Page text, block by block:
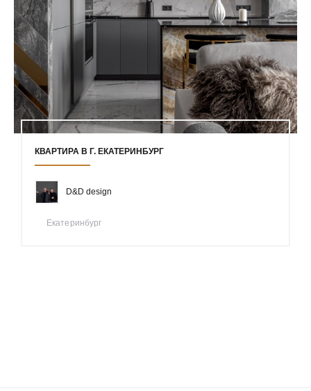
КВАРТИРА В Г. ЕКАТЕРИНБУРГ
D&D design
Екатеринбург